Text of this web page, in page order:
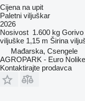
Cijena na upit
Paletni viljuškar
2026
Nosivost 1.600 kg Gorivo
viljuške 1,15 m Širina
Mađarska, Csengele
AGROPARK - Euro
Kontaktirajte prodavca